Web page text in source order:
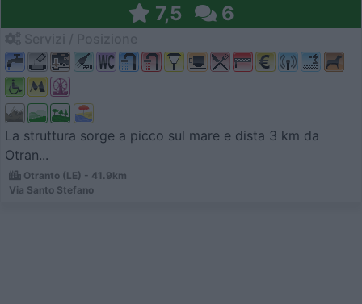
7,5 6
La struttura sorge a picco sul mare e dista 3 km da
Otran...
Otranto (LE) - 41.9km
Via Santo Stefano